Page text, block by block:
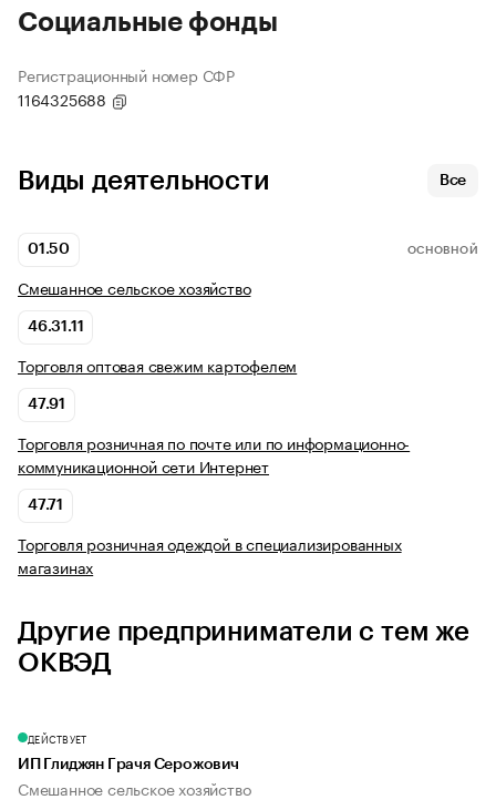
Социальные фонды
Регистрационный номер СФР
1164325688
Виды деятельности Все
01.50 ОСНОВНОЙ
Смешанное сельское хозяйство
46.31.11
Торговля оптовая свежим картофелем
47.91
Торговля розничная по почте или по информационно-
коммуникационной сети Интернет
47.71
Торговля розничная одеждой в специализированных
магазинах
Другие предприниматели с тем же
ОКВЭД
ДЕЙСТВУЕТ
ИП Глиджян Грачя Серожович
Смешанное сельское хозяйство